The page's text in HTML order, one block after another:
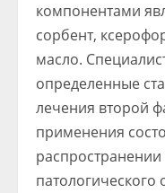
компонентами
сорбент,
масло.
определенные
лечения второй
применения
патологического